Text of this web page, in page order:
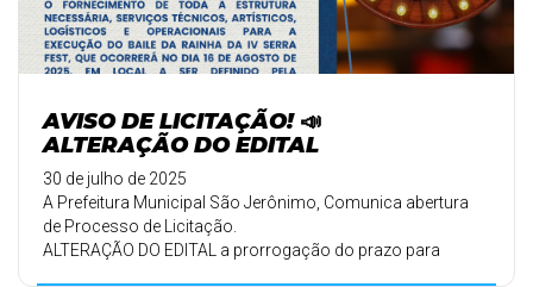
AVISO DE LICITAÇÃO! 📣
ALTERAÇÃO DO EDITAL
30 de julho de 2025
A Prefeitura Municipal São Jerônimo, Comunica abertura
de Processo de Licitação.
ALTERAÇÃO DO EDITAL a prorrogação do prazo para